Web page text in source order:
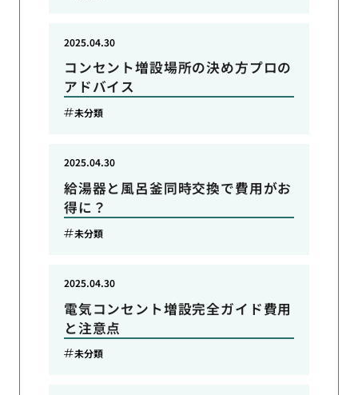
コンセント増設場所の決め方プロの
アドバイス
2025.04.30
未分類
給湯器と風呂釜同時交換で費用がお
得に？
2025.04.30
未分類
電気コンセント増設完全ガイド費用
と注意点
2025.04.30
未分類